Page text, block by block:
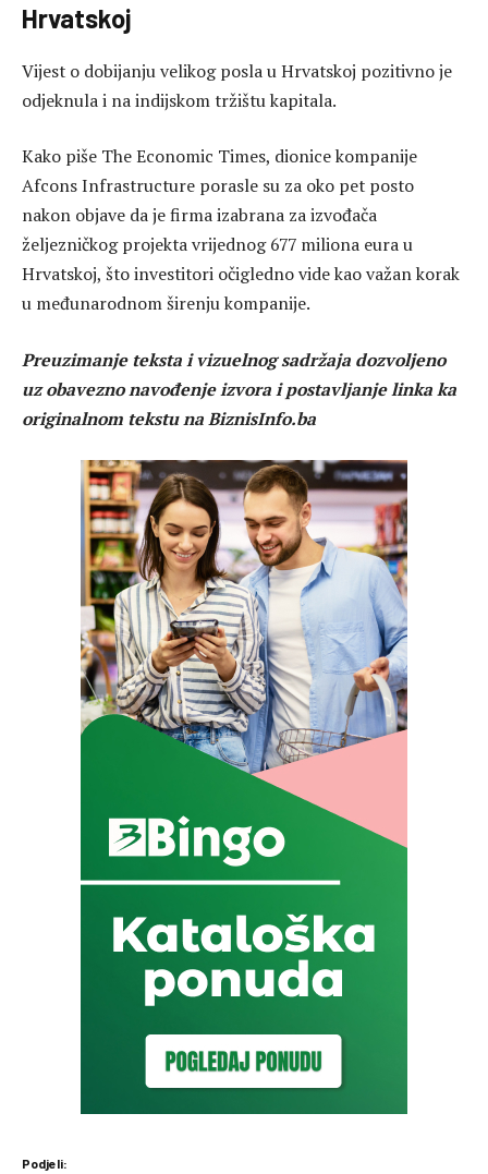
Hrvatskoj
Vijest o dobijanju velikog posla u Hrvatskoj pozitivno je
odjeknula i na indijskom tržištu kapitala.
Kako piše The Economic Times, dionice kompanije
Afcons Infrastructure porasle su za oko pet posto
nakon objave da je firma izabrana za izvođača
željezničkog projekta vrijednog 677 miliona eura u
Hrvatskoj, što investitori očigledno vide kao važan korak
u međunarodnom širenju kompanije.
Preuzimanje teksta i vizuelnog sadržaja dozvoljeno
uz obavezno navođenje izvora i postavljanje linka ka
originalnom tekstu na BiznisInfo.ba
Podjeli: